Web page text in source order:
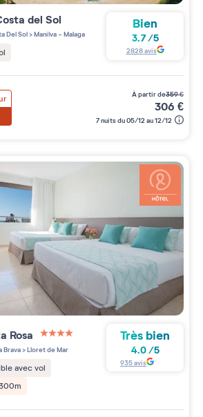
del Sol
Del Sol>Manilva - Malaga
Bien
3.7/5
2828avis
à partir de359€
306 €
7 nuits du 05/12 au 12/12
Rosa
4 étoiles sur 5
Brava>Lloret de Mar
avec vol
Très bien
4.0 /5
935avis